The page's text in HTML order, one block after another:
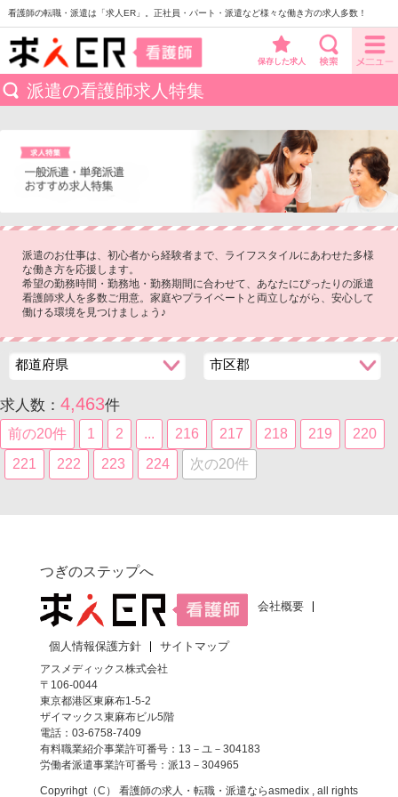
看護師の転職・派遣は「求人ER」。正社員・パート・派遣など様々な働き方の求人多数！
保存した求人
派遣の看護師求人特集
派遣のお仕事は、初心者から経験者まで、ライフスタイルにあわせた多様
な働き方を応援します。
希望の勤務時間・勤務地・勤務期間に合わせて、あなたにぴったりの派遣
看護師求人を多数ご用意。家庭やプライベートと両立しながら、安心して
働ける環境を見つけましょう♪
求人数： 4,463件
前の20件 1 2 ... 216 217 218 219
220
221
222 223 224 次の20件
つぎのステップへ
会社概要
個人情報保護方針
サイトマップ
アスメディックス株式会社
〒106-0044
東京都港区東麻布1-5-2
ザイマックス東麻布ビル5階
電話：03-6758-7409
有料職業紹介事業許可番号：13－ユ－304183
労働者派遣事業許可番号：派13－304965
Copyrihgt（C） 看護師の求人・転職・派遣ならasmedix , all rights